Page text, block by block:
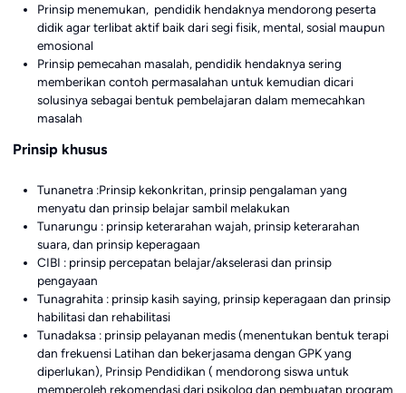
Prinsip menemukan, pendidik hendaknya mendorong peserta
didik agar terlibat aktif baik dari segi fisik, mental, sosial maupun
emosional
Prinsip pemecahan masalah, pendidik hendaknya sering
memberikan contoh permasalahan untuk kemudian dicari
solusinya sebagai bentuk pembelajaran dalam memecahkan
masalah
Prinsip khusus
Tunanetra :Prinsip kekonkritan, prinsip pengalaman yang
menyatu dan prinsip belajar sambil melakukan
Tunarungu : prinsip keterarahan wajah, prinsip keterarahan
suara, dan prinsip keperagaan
CIBI : prinsip percepatan belajar/akselerasi dan prinsip
pengayaan
Tunagrahita : prinsip kasih saying, prinsip keperagaan dan prinsip
habilitasi dan rehabilitasi
Tunadaksa : prinsip pelayanan medis (menentukan bentuk terapi
dan frekuensi Latihan dan bekerjasama dengan GPK yang
diperlukan), Prinsip Pendidikan ( mendorong siswa untuk
memperoleh rekomendasi dari psikolog dan pembuatan program